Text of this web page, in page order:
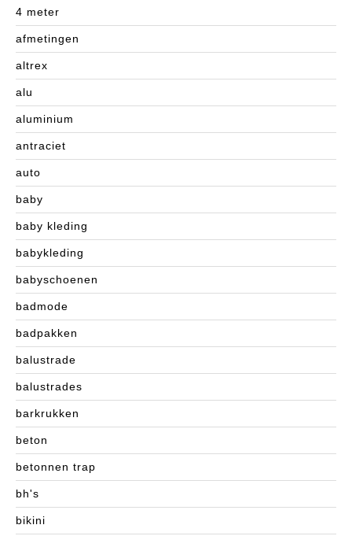
4 meter
afmetingen
altrex
alu
aluminium
antraciet
auto
baby
baby kleding
babykleding
babyschoenen
badmode
badpakken
balustrade
balustrades
barkrukken
beton
betonnen trap
bh's
bikini